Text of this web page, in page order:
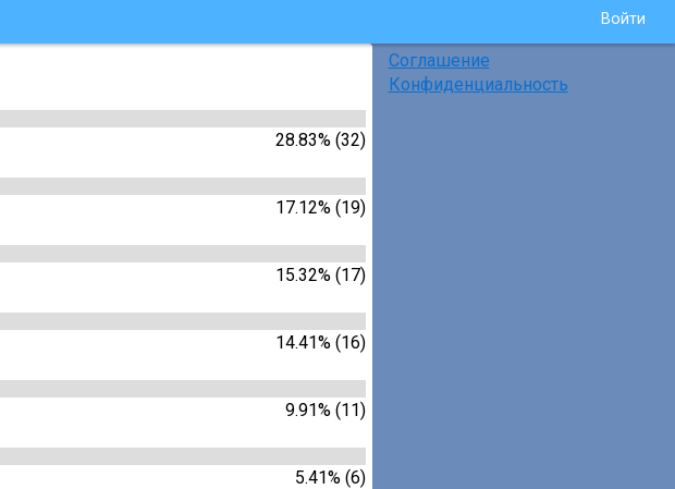
Войти
28.83% (32)
17.12% (19)
15.32% (17)
14.41% (16)
9.91% (11)
5.41% (6)
Соглашение
Конфиденциальность